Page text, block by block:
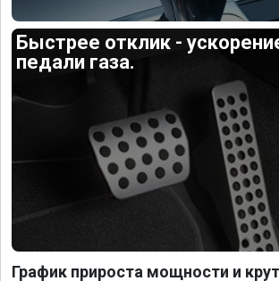
Быстрее отклик -
педали газа.
График прироста мощности и